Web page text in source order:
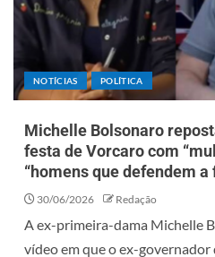
NOTÍCIAS POLÍTICA
Michelle Bolsonaro
festa de Vorcaro com
“homens que defendem a
30/06/2026 Redação
A ex-primeira-dama Michelle
vídeo em que o ex-governador